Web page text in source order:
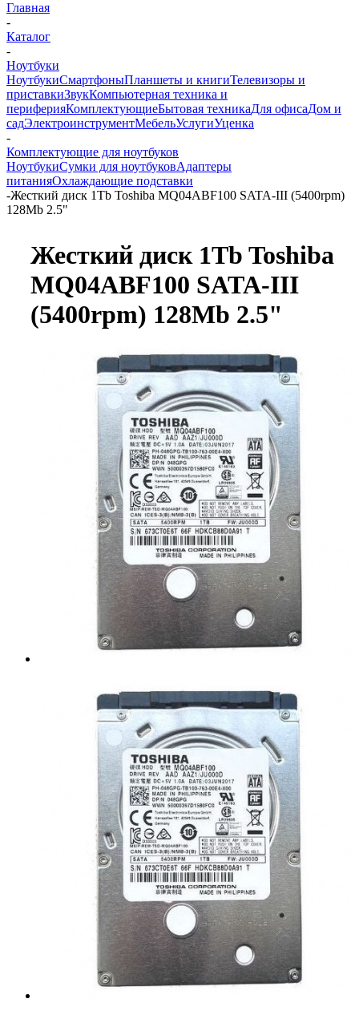
Главная
-
Каталог
-
Ноутбуки
НоутбукиСмартфоныПланшеты и книгиТелевизоры и
приставкиЗвукКомпьютерная техника и
периферияКомплектующиеБытовая техникаДля офисаДом и
садЭлектроинструментМебельУслугиУценка
-
Комплектующие для ноутбуков
НоутбукиСумки для ноутбуковАдаптеры
питанияОхлаждающие подставки
-Жесткий диск 1Tb Toshiba MQ04ABF100 SATA-III (5400rpm)
128Mb 2.5"
Жесткий диск 1Tb Toshiba
MQ04ABF100 SATA-III
(5400rpm) 128Mb 2.5"